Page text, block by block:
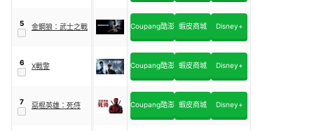
5 金鋼狼：武士之戰 Coupang酷澎 蝦皮商城 Disney+
6 X戰警 Coupang酷澎 蝦皮商城 Disney+
7 惡棍英雄：死侍 Coupang酷澎 蝦皮商城 Disney+